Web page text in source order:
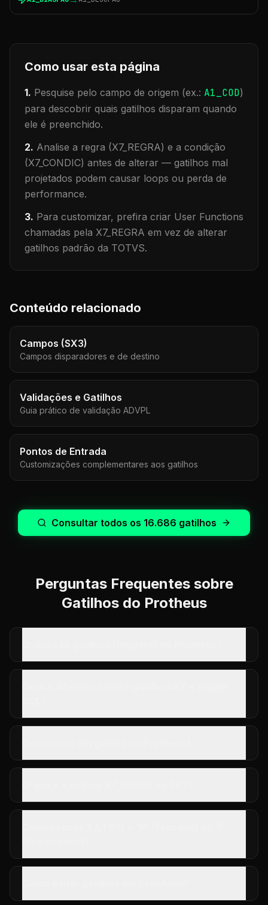
Como usar esta página
1. Pesquise pelo campo de origem (ex.: A1_COD)
para descobrir quais gatilhos disparam quando
ele é preenchido.
2. Analise a regra (X7_REGRA) e a condição
(X7_CONDIC) antes de alterar — gatilhos mal
projetados podem causar loops ou perda de
performance.
3. Para customizar, prefira criar User Functions
chamadas pela X7_REGRA em vez de alterar
gatilhos padrão da TOTVS.
Conteúdo relacionado
Campos (SX3)
Campos disparadores e de destino
Validações e Gatilhos
Guia prático de validação ADVPL
Pontos de Entrada
Customizações complementares aos gatilhos
Consultar todos os 16.686 gatilhos
Perguntas Frequentes sobre
Gatilhos do Protheus